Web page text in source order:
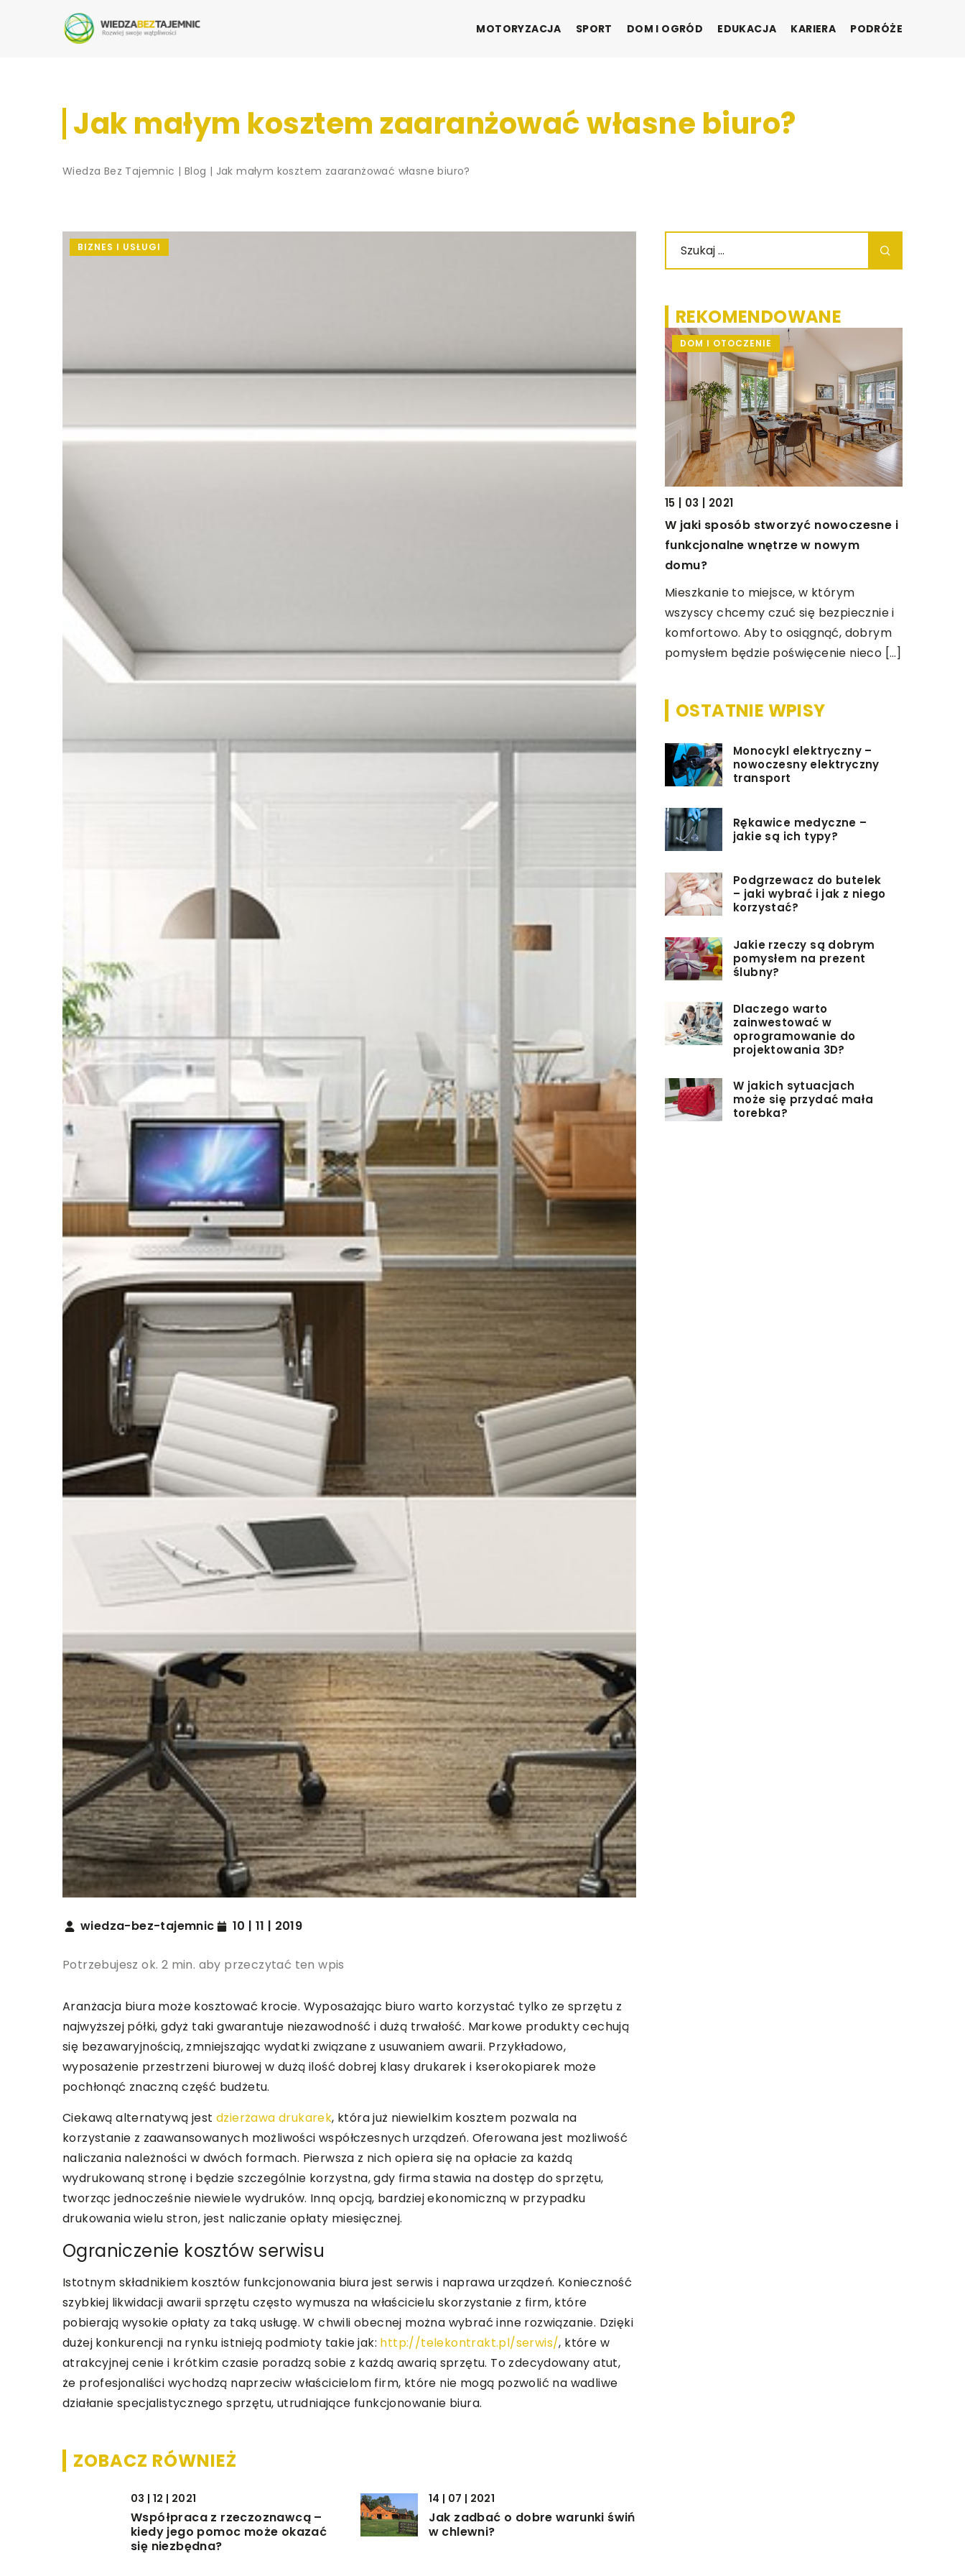
MOTORYZACJA SPORT DOM I OGRÓD EDUKACJA KARIERA PODRÓŻE
Jak małym kosztem zaaranżować własne biuro?
Wiedza Bez Tajemnic | Blog | Jak małym kosztem zaaranżować własne biuro?
BIZNES I USŁUGI
wiedza-bez-tajemnic 10 | 11 | 2019
Potrzebujesz ok. 2 min. aby przeczytać ten wpis
Aranżacja biura może kosztować krocie. Wyposażając biuro warto korzystać tylko ze sprzętu z
najwyższej półki, gdyż taki gwarantuje niezawodność i dużą trwałość. Markowe produkty cechują
się bezawaryjnością, zmniejszając wydatki związane z usuwaniem awarii. Przykładowo,
wyposażenie przestrzeni biurowej w dużą ilość dobrej klasy drukarek i kserokopiarek może
pochłonąć znaczną część budżetu.
Ciekawą alternatywą jest dzierżawa drukarek, która już niewielkim kosztem pozwala na
korzystanie z zaawansowanych możliwości współczesnych urządzeń. Oferowana jest możliwość
naliczania należności w dwóch formach. Pierwsza z nich opiera się na opłacie za każdą
wydrukowaną stronę i będzie szczególnie korzystna, gdy firma stawia na dostęp do sprzętu,
tworząc jednocześnie niewiele wydruków. Inną opcją, bardziej ekonomiczną w przypadku
drukowania wielu stron, jest naliczanie opłaty miesięcznej.
Ograniczenie kosztów serwisu
Istotnym składnikiem kosztów funkcjonowania biura jest serwis i naprawa urządzeń. Konieczność
szybkiej likwidacji awarii sprzętu często wymusza na właścicielu skorzystanie z firm, które
pobierają wysokie opłaty za taką usługę. W chwili obecnej można wybrać inne rozwiązanie. Dzięki
dużej konkurencji na rynku istnieją podmioty takie jak: http://telekontrakt.pl/serwis/, które w
atrakcyjnej cenie i krótkim czasie poradzą sobie z każdą awarią sprzętu. To zdecydowany atut,
że profesjonaliści wychodzą naprzeciw właścicielom firm, które nie mogą pozwolić na wadliwe
działanie specjalistycznego sprzętu, utrudniające funkcjonowanie biura.
ZOBACZ RÓWNIEŻ
03 | 12 | 2021
Współpraca z rzeczoznawcą –
kiedy jego pomoc może okazać
się niezbędna?
14 | 07 | 2021
Jak zadbać o dobre warunki świń
w chlewni?
REKOMENDOWANE
DOM I OTOCZENIE
15 | 03 | 2021
W jaki sposób stworzyć nowoczesne i
funkcjonalne wnętrze w nowym
domu?
Mieszkanie to miejsce, w którym
wszyscy chcemy czuć się bezpiecznie i
komfortowo. Aby to osiągnąć, dobrym
pomysłem będzie poświęcenie nieco […]
OSTATNIE WPISY
Monocykl elektryczny –
nowoczesny elektryczny
transport
Rękawice medyczne –
jakie są ich typy?
Podgrzewacz do butelek
– jaki wybrać i jak z niego
korzystać?
Jakie rzeczy są dobrym
pomysłem na prezent
ślubny?
Dlaczego warto
zainwestować w
oprogramowanie do
projektowania 3D?
W jakich sytuacjach
może się przydać mała
torebka?